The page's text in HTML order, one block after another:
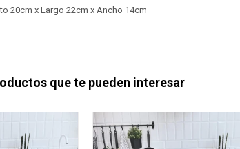
20cm x Largo 22cm x Ancho 14cm
que te pueden interesar